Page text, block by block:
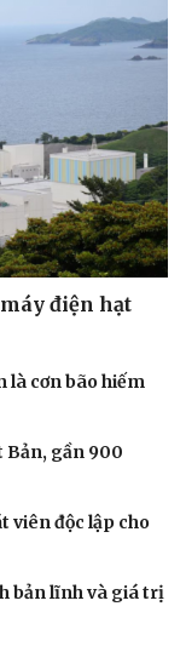
điện hạt
là cơn bão hiếm
Bản, gần 900
viên độc lập cho
bản lĩnh và giá trị